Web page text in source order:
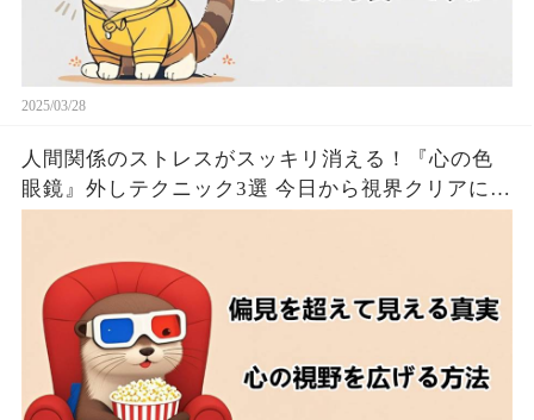
2025/03/28
人間関係のストレスがスッキリ消える！『心の色
眼鏡』外しテクニック3選 今日から視界クリアにな